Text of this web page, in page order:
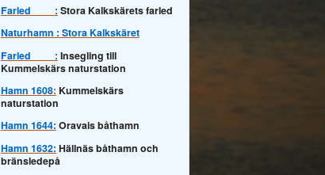
Farled : Stora Kalkskärets farled
Naturhamn : Stora Kalkskäret
Farled : Insegling till
Kummelskärs naturstation
Hamn 1608: Kummelskärs
naturstation
Hamn 1644: Oravais båthamn
Hamn 1632: Hällnäs båthamn och
bränsledepå